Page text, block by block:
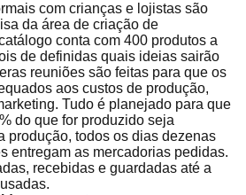
com crianças e lojistas são
da área de criação de
conta com 400 produtos a
de definidas quais ideias sairão
reuniões são feitas para que os
aos custos de produção,
Tudo é planejado para que
do que for produzido seja
produção, todos os dias dezenas
entregam as mercadorias pedidas.
recebidas e guardadas até a